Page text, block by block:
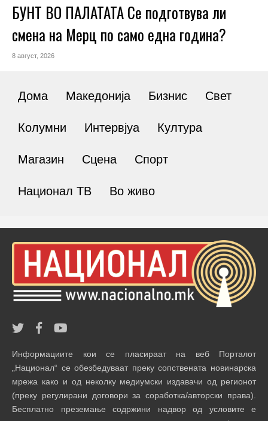
БУНТ ВО ПАЛАТАТА Се подготвува ли
смена на Мерц по само една година?
8 август, 2026
Дома Македонија Бизнис Свет
Колумни Интервјуа Култура
Магазин Сцена Спорт
Национал ТВ Во живо
Информациите кои се пласираат на веб Порталот
„Национал“ се обезбедуваат преку сопствената новинарска
мрежа како и од неколку медиумски издавачи од регионот
(преку регулирани договори за соработка/авторски права).
Бесплатно преземање содржини надвор од условите е